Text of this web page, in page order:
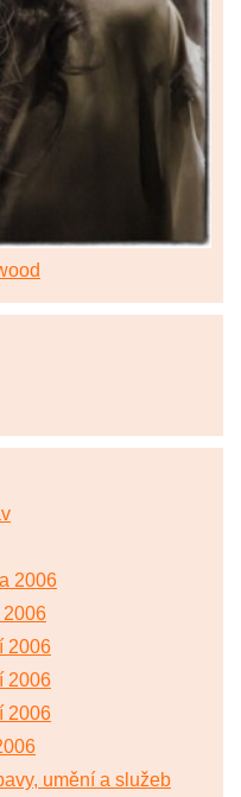
2006
2006
2006
2006
2006
umění a služeb